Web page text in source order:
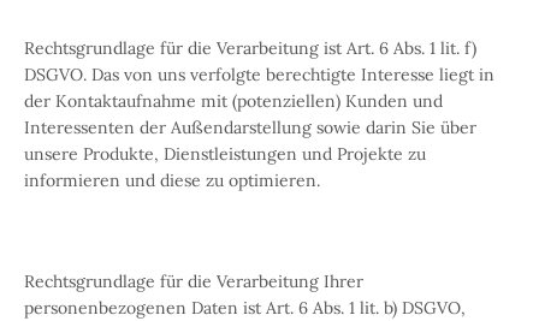
Rechtsgrundlage für die Verarbeitung ist Art. 6 Abs. 1 lit. f)
DSGVO. Das von uns verfolgte berechtigte Interesse liegt in
der Kontaktaufnahme mit (potenziellen) Kunden und
Interessenten der Außendarstellung sowie darin Sie über
unsere Produkte, Dienstleistungen und Projekte zu
informieren und diese zu optimieren.
Rechtsgrundlage für die Verarbeitung Ihrer
personenbezogenen Daten ist Art. 6 Abs. 1 lit. b) DSGVO,